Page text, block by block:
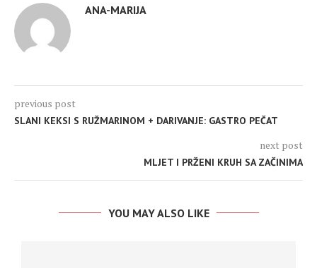
ANA-MARIJA
previous post
SLANI KEKSI S RUŽMARINOM + DARIVANJE: GASTRO PEČAT
next post
MLJET I PRŽENI KRUH SA ZAČINIMA
YOU MAY ALSO LIKE